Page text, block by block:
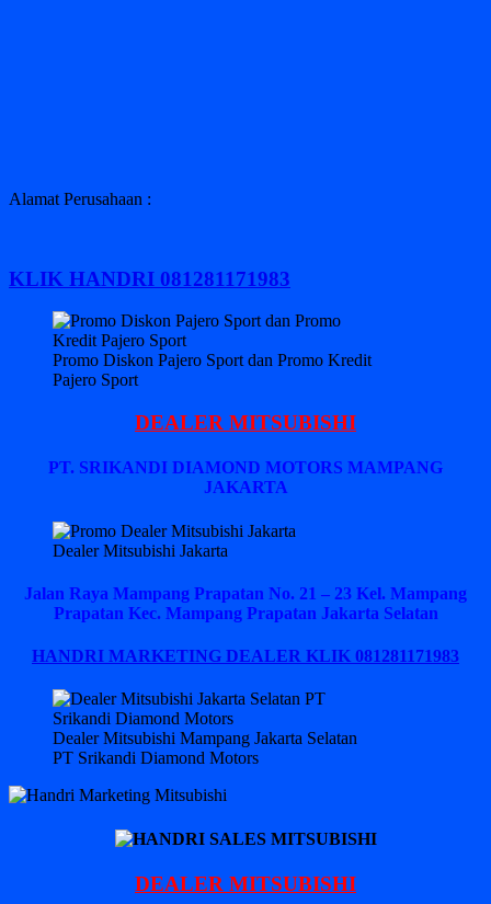
Alamat Perusahaan :
KLIK HANDRI 081281171983
Promo Diskon Pajero Sport dan Promo Kredit
Pajero Sport
DEALER MITSUBISHI
PT. SRIKANDI DIAMOND MOTORS MAMPANG
JAKARTA
Dealer Mitsubishi Jakarta
Jalan Raya Mampang Prapatan No. 21 – 23 Kel. Mampang
Prapatan Kec. Mampang Prapatan Jakarta Selatan
HANDRI MARKETING DEALER KLIK 081281171983
Dealer Mitsubishi Mampang Jakarta Selatan
PT Srikandi Diamond Motors
DEALER MITSUBISHI